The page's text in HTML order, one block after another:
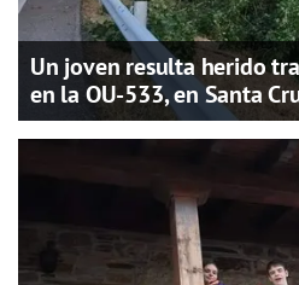
Un joven resulta herido
en la OU-533, en Santa